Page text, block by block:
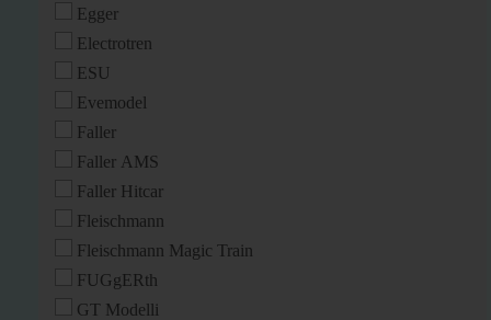
Egger
Electrotren
ESU
Evemodel
Faller
Faller AMS
Faller Hitcar
Fleischmann
Fleischmann Magic Train
FUGgERth
GT Modelli